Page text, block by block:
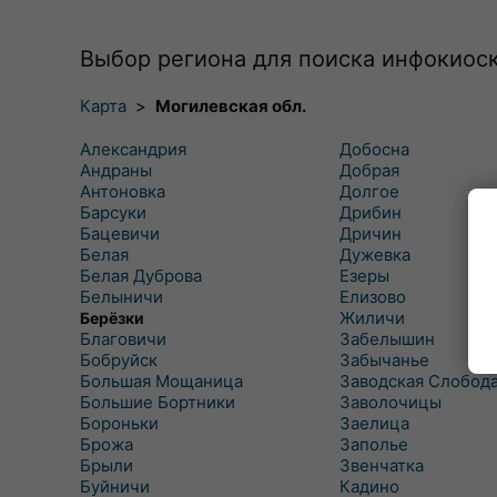
Выбор региона для поиска
Карта > Могилевская обл.
Александрия
Андраны
Антоновка
Барсуки
Бацевичи
Белая
Белая Дуброва
Белыничи
Берёзки
Благовичи
Бобруйск
Большая Мощаница
Большие Бортники
Бороньки
Брожа
Брыли
Буйничи
Добосна
Добрая
Долгое
Дрибин
Дричин
Дужевка
Езеры
Елизово
Жиличи
Забелышин
Забычанье
Заводская
Заволочицы
Заелица
Заполье
Звенчатка
Кадино